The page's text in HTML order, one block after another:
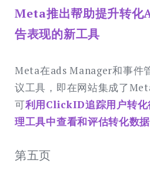
Meta推出帮助提升转化
告表现的新工具
Meta在ads Manager和事件
议工具，即在网站集成了
可利用ClickID追踪用户转化
理工具中查看和评估转化数据
第五页